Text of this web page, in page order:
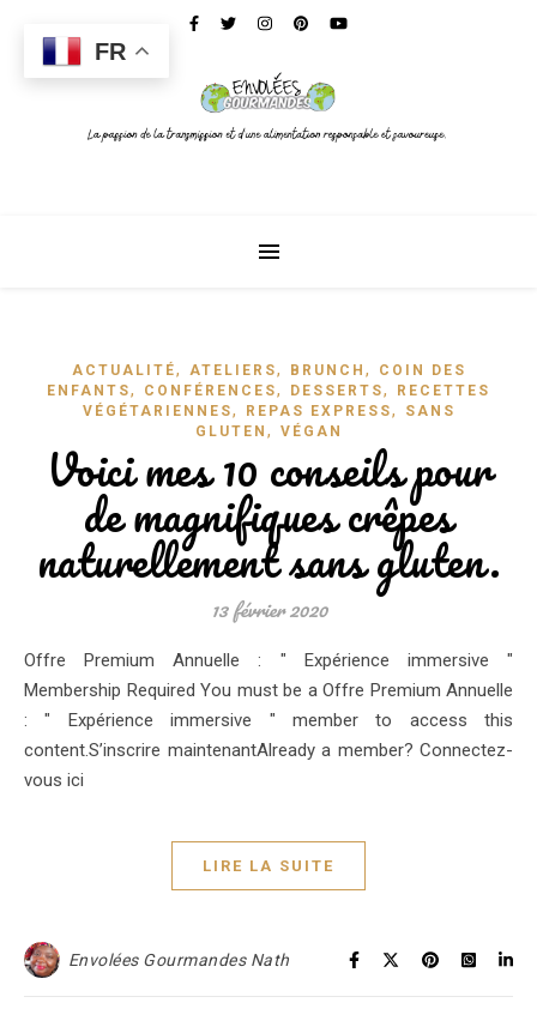
ACTUALITÉ, ATELIERS, BRUNCH ,
COIN DES
ENFANTS, CONFÉRENCES, DESSERTS,
RECETTES
VÉGÉTARIENNES, REPAS EXPRESS,
SANS
GLUTEN , VÉGAN
Voici mes 10 conseils pour
de magnifiques crêpes
naturellement sans gluten.
13 février 2020
Offre Premium Annuelle : " Expérience immersive "
Membership Required You must be a Offre Premium Annuelle
: " Expérience immersive " member to access this
content.S’inscrire maintenantAlready a member? Connectez-
vous ici
LIRE LA SUITE
Envolées Gourmandes Nath
FR